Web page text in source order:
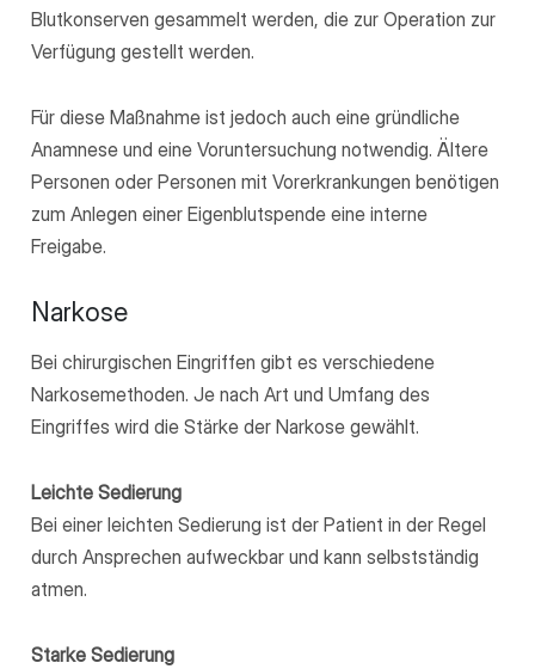
Blutkonserven gesammelt werden, die zur Operation zur
Verfügung gestellt werden.
Für diese Maßnahme ist jedoch auch eine gründliche
Anamnese und eine Voruntersuchung notwendig. Ältere
Personen oder Personen mit Vorerkrankungen benötigen
zum Anlegen einer Eigenblutspende eine interne
Freigabe.
Narkose
Bei chirurgischen Eingriffen gibt es verschiedene
Narkosemethoden. Je nach Art und Umfang des
Eingriffes wird die Stärke der Narkose gewählt.
Leichte Sedierung
Bei einer leichten Sedierung ist der Patient in der Regel
durch Ansprechen aufweckbar und kann selbstständig
atmen.
Starke Sedierung